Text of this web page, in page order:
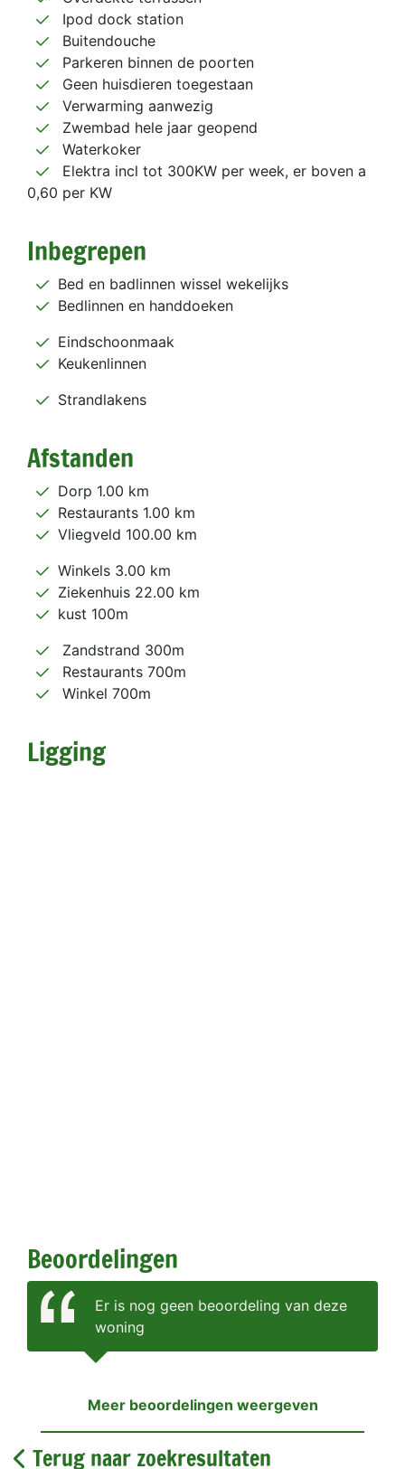
Ipod dock station
Buitendouche
Parkeren binnen de poorten
Geen huisdieren toegestaan
Verwarming aanwezig
Zwembad hele jaar geopend
Waterkoker
Elektra incl tot 300KW per week, er boven a
0,60 per KW
Inbegrepen
Bed en badlinnen wissel wekelijks
Bedlinnen en handdoeken
Eindschoonmaak
Keukenlinnen
Strandlakens
Afstanden
Dorp 1.00 km
Restaurants 1.00 km
Vliegveld 100.00 km
Winkels 3.00 km
Ziekenhuis 22.00 km
kust 100m
Zandstrand 300m
Restaurants 700m
Winkel 700m
Ligging
Beoordelingen
Er is nog geen beoordeling van deze
woning
Meer beoordelingen weergeven
Terug naar zoekresultaten